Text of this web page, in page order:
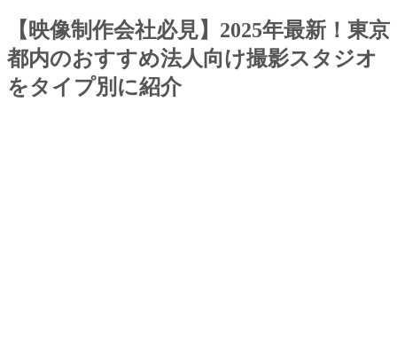
【映像制作会社必見】2025年最新！東京
都内のおすすめ法人向け撮影スタジオ
をタイプ別に紹介